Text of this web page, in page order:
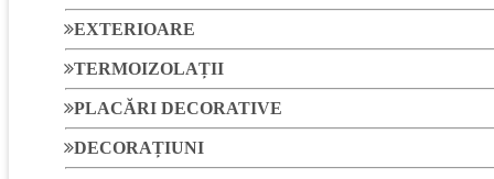
EXTERIOARE
TERMOIZOLAȚII
PLACĂRI DECORATIVE
DECORAȚIUNI
Fir de tăiere pentru Quick Cut 0.5m